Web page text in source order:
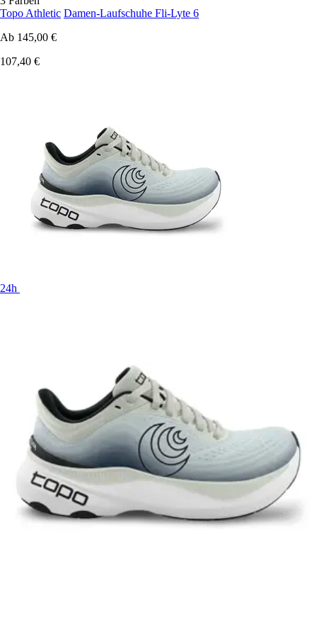
Topo Athletic Damen-Laufschuhe Fli-Lyte 6
Ab 145,00 €
107,40 €
24h